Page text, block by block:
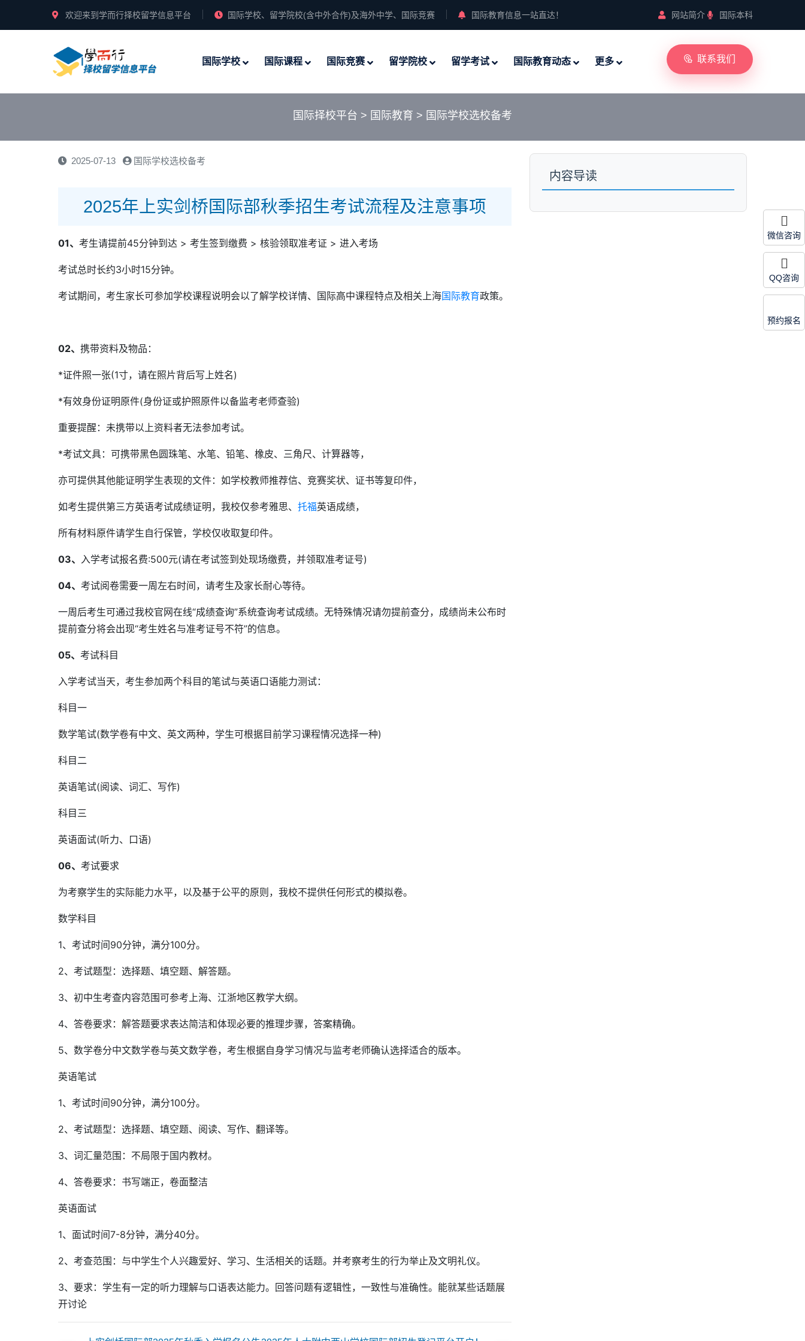
欢迎来到学而行择校留学信息平台 国际学校、留学院校(含中外合作)及海外中学、国际竞赛 国际教育信息一站直达！ 网站简介 国际本科
国际学校 国际课程 国际竞赛 留学院校 留学考试 国际教育动态 更多 联系我们
国际择校平台 > 国际教育 > 国际学校选校备考
2025-07-13 国际学校选校备考
2025年上实剑桥国际部秋季招生考试流程及注意事项
01、 考生请提前45分钟到达 > 考生签到缴费 > 核验领取准考证 > 进入考场
考试总时长约3小时15分钟。
考试期间，考生家长可参加学校课程说明会以了解学校详情、国际高中课程特点及相关上海国际教育政策。
02、 携带资料及物品：
*证件照一张(1寸，请在照片背后写上姓名)
*有效身份证明原件(身份证或护照原件以备监考老师查验)
重要提醒：未携带以上资料者无法参加考试。
*考试文具：可携带黑色圆珠笔、水笔、铅笔、橡皮、三角尺、计算器等，
亦可提供其他能证明学生表现的文件：如学校教师推荐信、竞赛奖状、证书等复印件，
如考生提供第三方英语考试成绩证明，我校仅参考雅思、 托福英语成绩，
所有材料原件请学生自行保管，学校仅收取复印件。
03、 入学考试报名费:500元(请在考试签到处现场缴费，并领取准考证号)
04、 考试阅卷需要一周左右时间，请考生及家长耐心等待。
一周后考生可通过我校官网在线“成绩查询”系统查询考试成绩。无特殊情况请勿提前查分，成绩尚未公布时
提前查分将会出现“考生姓名与准考证号不符”的信息。
05、 考试科目
入学考试当天，考生参加两个科目的笔试与英语口语能力测试：
科目一
数学笔试(数学卷有中文、英文两种，学生可根据目前学习课程情况选择一种)
科目二
英语笔试(阅读、词汇、写作)
科目三
英语面试(听力、口语)
06、 考试要求
为考察学生的实际能力水平，以及基于公平的原则，我校不提供任何形式的模拟卷。
数学科目
1、考试时间90分钟，满分100分。
2、考试题型：选择题、填空题、解答题。
3、初中生考查内容范围可参考上海、江浙地区教学大纲。
4、答卷要求：解答题要求表达简洁和体现必要的推理步骤，答案精确。
5、数学卷分中文数学卷与英文数学卷，考生根据自身学习情况与监考老师确认选择适合的版本。
英语笔试
1、考试时间90分钟，满分100分。
2、考试题型：选择题、填空题、阅读、写作、翻译等。
3、词汇量范围：不局限于国内教材。
4、答卷要求：书写端正，卷面整洁
英语面试
1、面试时间7-8分钟，满分40分。
2、考查范围：与中学生个人兴趣爱好、学习、生活相关的话题。并考察考生的行为举止及文明礼仪。
3、要求：学生有一定的听力理解与口语表达能力。回答问题有逻辑性，一致性与准确性。能就某些话题展
开讨论
内容导读
微信咨询
QQ咨询
预约报名